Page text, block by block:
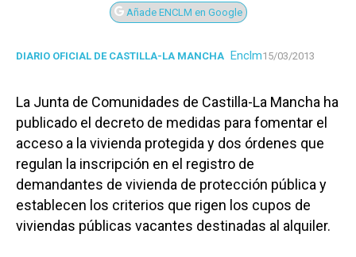
Añade ENCLM en Google
DIARIO OFICIAL DE CASTILLA-LA MANCHA Enclm15/03/2013
La Junta de Comunidades de Castilla-La Mancha ha
publicado el decreto de medidas para fomentar el
acceso a la vivienda protegida y dos órdenes que
regulan la inscripción en el registro de
demandantes de vivienda de protección pública y
establecen los criterios que rigen los cupos de
viviendas públicas vacantes destinadas al alquiler.